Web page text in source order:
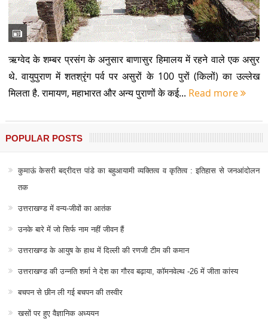
ऋग्वेद के शम्बर प्रसंग के अनुसार बाणासुर हिमालय में रहने वाले एक असुर
थे. वायुपुराण में शतश्रृंग पर्व पर असुरों के 100 पुरों (किलों) का उल्लेख
मिलता है. रामायण, महाभारत और अन्य पुराणों के कई... Read more
POPULAR POSTS
कुमाऊं केसरी बद्रीदत्त पांडे का बहुआयामी व्यक्तित्व व कृतित्व : इतिहास से जनआंदोलन
तक
उत्तराखण्ड में वन्य-जीवों का आतंक
उनके बारे में जो सिर्फ नाम नहीं जीवन हैं
उत्तराखण्ड के आयुष के हाथ में दिल्ली की रणजी टीम की कमान
उत्तराखण्ड की उन्नति शर्मा ने देश का गौरव बढ़ाया, कॉमनवेल्थ -26 में जीता कांस्य
बचपन से छीन ली गई बचपन की तस्वीर
खसों पर हुए वैज्ञानिक अध्ययन